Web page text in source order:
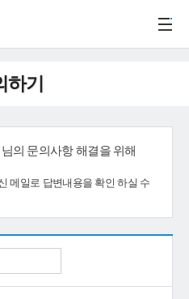
하기
의 문의사항 해결을 위해
메일로 답변내용을 확인 하실 수